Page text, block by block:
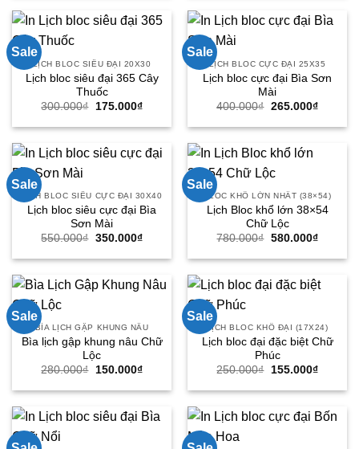
590.000₫.
Sale
LỊCH BLOC SIÊU ĐẠI 20X30
Lịch bloc siêu đại 365 Cây
Thuốc
300.000₫
Giá
là:
175.000₫Giá
tại
175.000₫.
Sale
LỊCH BLOC CỰC ĐẠI 25X35
Lịch bloc cực đại Bìa Sơn
Mài
400.000₫ Giá
là:
265.000₫Giá
tại
Sale
LỊCH BLOC SIÊU CỰC ĐẠI 30X40
Lịch bloc siêu cực đại Bìa
Sơn Mài
550.000₫ Giá
là:
350.000₫Giá
tại
350.000₫.
Sale
BLOC KHỔ LỚN NHẤT (38×54)
Lịch Bloc khổ lớn 38×54
Chữ Lộc
780.000₫ Giá
là:
580.000₫Giá
tại
Sale
BÌA LỊCH GẬP KHUNG NÂU
Bìa lịch gập khung nâu Chữ
Lộc
280.000₫
Giá
là:
150.000₫Giá
tại
150.000₫.
Sale
LỊCH BLOC KHỔ ĐẠI (17X24)
Lịch bloc đại đặc biệt Chữ
Phúc
250.000₫
Giá
là:
155.000₫Giá
tại